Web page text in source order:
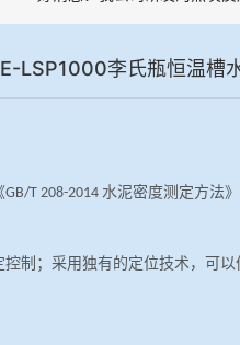
LSP1000李氏瓶恒温槽
GB/T 208-2014 水泥密度测定方法
制；采用独有的定位技术，可